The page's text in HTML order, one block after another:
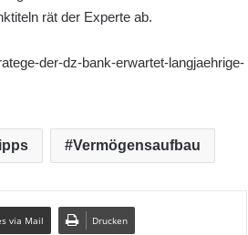
rät der Experte ab.
der-dz-bank-erwartet-langjaehrige-
Vermögensaufbau
via Mail Drucken